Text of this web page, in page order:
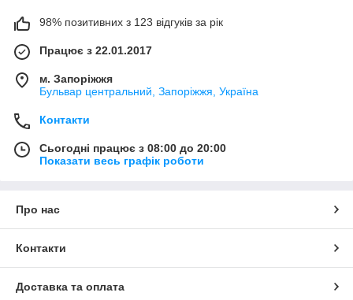
98% позитивних з 123 відгуків за рік
Працює з 22.01.2017
м. Запоріжжя
Бульвар центральний, Запоріжжя, Україна
Контакти
Сьогодні працює з 08:00 до 20:00
Показати весь графік роботи
Про нас
Контакти
Доставка та оплата